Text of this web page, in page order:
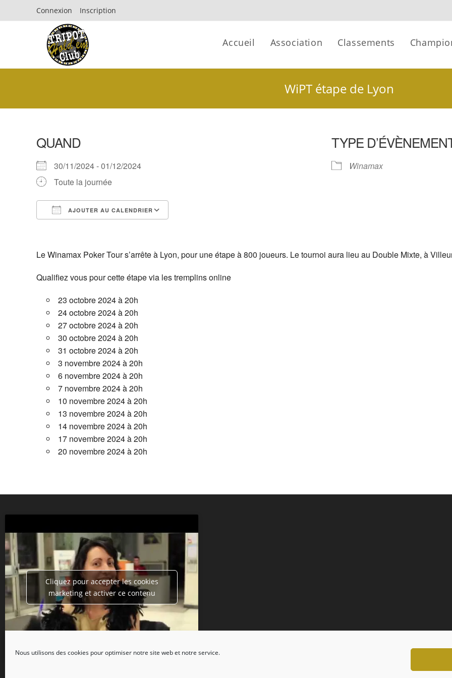
Nous utilisons des cookies pour optimiser notre site web et notre service.
Connexion Inscription
Accueil Association Classements
WiPT étape de Lyon
QUAND
30/11/2024 - 01/12/2024
Toute la journée
AJOUTER AU CALENDRIER
TYPE
Winamax
Le Winamax Poker Tour s’arrête à Lyon, pour une étape à 800 joueurs. Le tournoi aura lieu au Double Mixte, à
Qualifiez vous pour cette étape via les tremplins online
23 octobre 2024 à 20h
24 octobre 2024 à 20h
27 octobre 2024 à 20h
30 octobre 2024 à 20h
31 octobre 2024 à 20h
3 novembre 2024 à 20h
6 novembre 2024 à 20h
7 novembre 2024 à 20h
10 novembre 2024 à 20h
13 novembre 2024 à 20h
14 novembre 2024 à 20h
17 novembre 2024 à 20h
20 novembre 2024 à 20h
Cliquez pour accepter les cookies
marketing et activer ce contenu